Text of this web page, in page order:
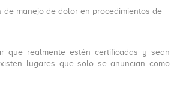
de manejo de dolor en procedimientos de
que realmente estén certificadas y sean
lugares que solo se anuncian como